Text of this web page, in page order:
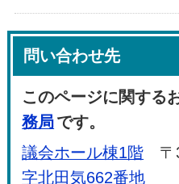
問い合わせ先
このページに関する
務局です。
議会ホール棟1階 〒
字北田気662番地